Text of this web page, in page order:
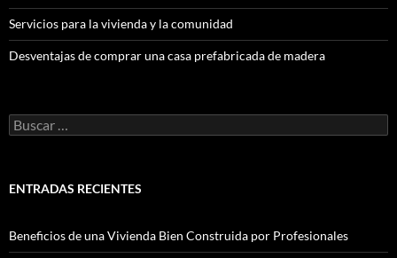
Servicios para la vivienda y la comunidad
Desventajas de comprar una casa prefabricada de madera
Buscar
por:
ENTRADAS RECIENTES
Beneficios de una Vivienda Bien Construida por Profesionales